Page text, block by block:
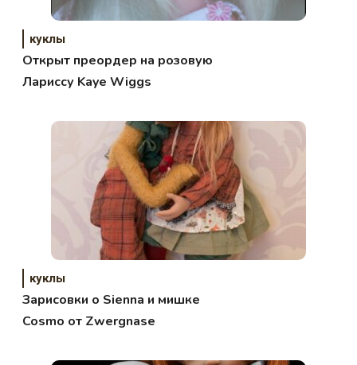
куклы
Открыт преордер на розовую
Лариссу Kaye Wiggs
куклы
Зарисовки о Sienna и мишке
Cosmo от Zwergnase